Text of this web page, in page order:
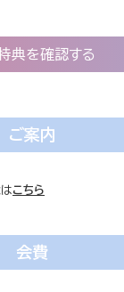
典を確認する
ご案内
こちら
会費